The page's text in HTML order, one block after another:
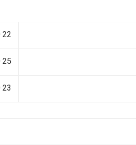
22 kWh/100 كم
25 kWh/100 كم
23 kWh/100 كم